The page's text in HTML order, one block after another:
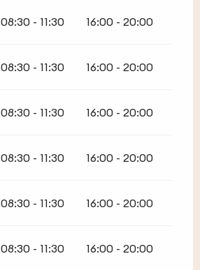
08:30 - 11:30 16:00 - 20:00
08:30 - 11:30 16:00 - 20:00
08:30 - 11:30 16:00 - 20:00
08:30 - 11:30 16:00 - 20:00
08:30 - 11:30 16:00 - 20:00
08:30 - 11:30 16:00 - 20:00